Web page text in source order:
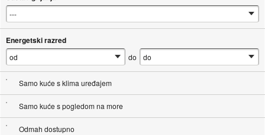
Energetski razred
do
Samo kuće s klima uređajem
Samo kuće s pogledom na more
Odmah dostupno